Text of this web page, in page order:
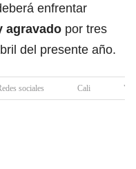
enfrentar
agravado por tres
del presente año.
sociales Cali